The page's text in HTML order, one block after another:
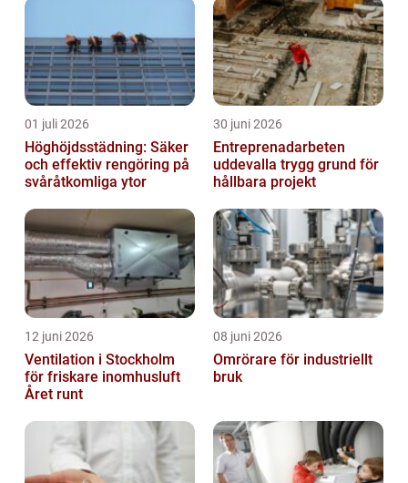
01 juli 2026
Höghöjdsstädning: Säker
och effektiv rengöring på
svåråtkomliga ytor
30 juni 2026
Entreprenadarbeten
uddevalla trygg grund för
hållbara projekt
12 juni 2026
Ventilation i Stockholm
för friskare inomhusluft
Året runt
08 juni 2026
Omrörare för industriellt
bruk